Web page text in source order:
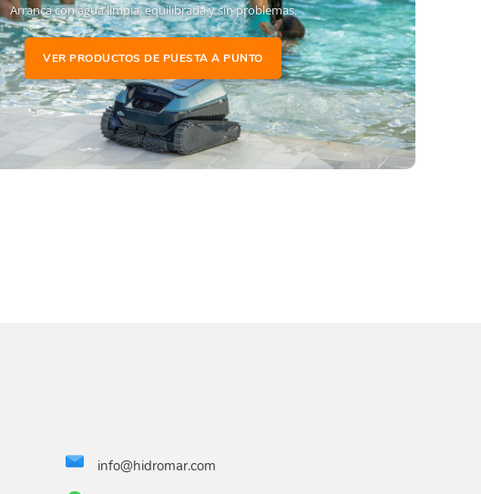
Arranca con agua limpia, equilibrada y sin problemas.
VER PRODUCTOS DE PUESTA A PUNTO
info@hidromar.com